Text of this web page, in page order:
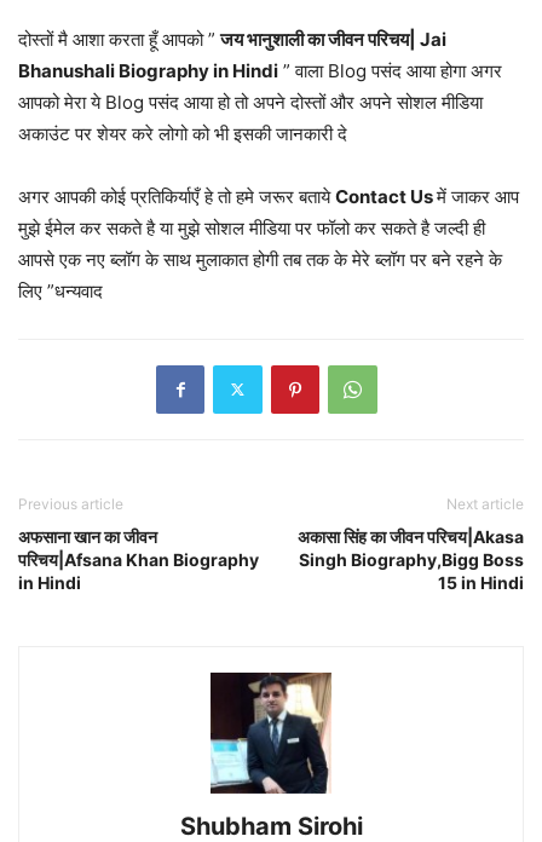
दोस्तों मै आशा करता हूँ आपको ”जय भानुशाली का जीवन परिचय| Jai
Bhanushali Biography in Hindi ” वाला Blog पसंद आया होगा अगर
आपको मेरा ये Blog पसंद आया हो तो अपने दोस्तों और अपने सोशल मीडिया
अकाउंट पर शेयर करे लोगो को भी इसकी जानकारी दे
अगर आपकी कोई प्रतिकिर्याएँ हे तो हमे जरूर बतायेContact Usमें जाकर आप
मुझे ईमेल कर सकते है या मुझे सोशल मीडिया पर फॉलो कर सकते है जल्दी ही
आपसे एक नए ब्लॉग के साथ मुलाकात होगी तब तक के मेरे ब्लॉग पर बने रहने के
लिए ”धन्यवाद
Previous article
अफसाना खान का जीवन
परिचय|Afsana Khan Biography
in Hindi
Next article
अकासा सिंह का जीवन परिचय|Akasa
Singh Biography,Bigg Boss
15 in Hindi
Shubham Sirohi